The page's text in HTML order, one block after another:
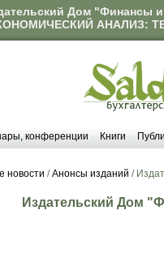
Дом "Финансы
АНАЛИЗ:
конференции Книги
новости /Анонсы изданий /
Издательский Дом